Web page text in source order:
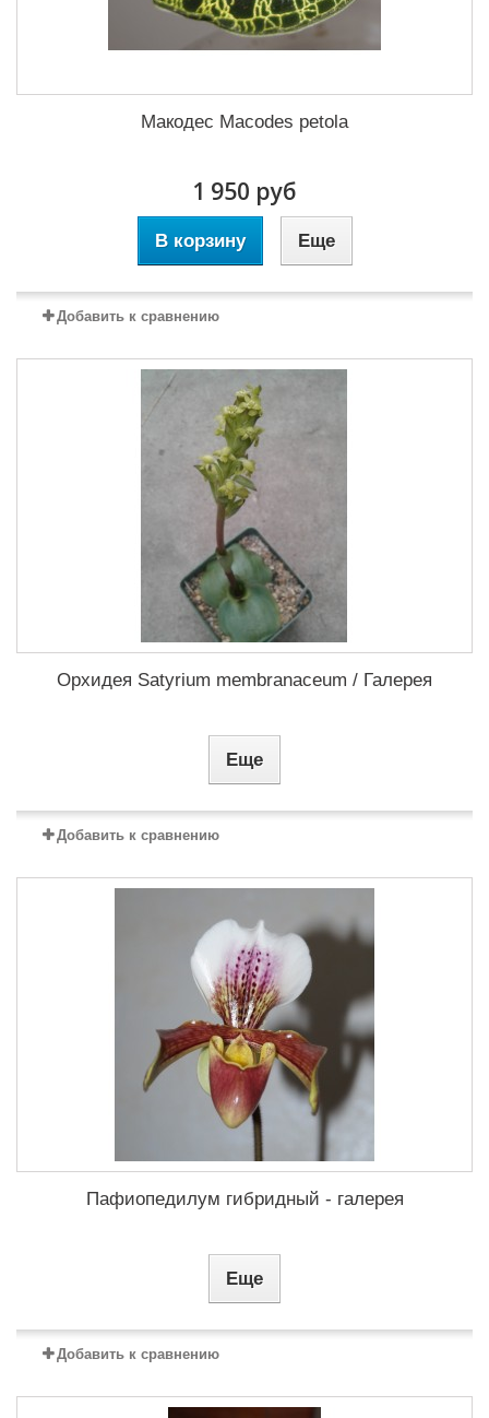
Макодес Macodes petola
1 950 руб
В корзину Еще
Добавить к сравнению
Орхидея Satyrium membranaceum / Галерея
Еще
Добавить к сравнению
Пафиопедилум гибридный - галерея
Еще
Добавить к сравнению